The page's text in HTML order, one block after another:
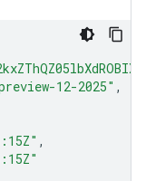
12-2025" ,
,